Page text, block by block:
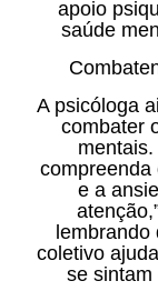
apoio
saúde
A psicóloga
combater
compreenda
e a
lembrando
coletivo
se sintam